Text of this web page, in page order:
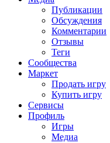
Публикации
Обсуждения
Комментарии
Отзывы
Теги
Сообщества
Маркет
Продать игру
Купить игру
Сервисы
Профиль
Игры
Медиа